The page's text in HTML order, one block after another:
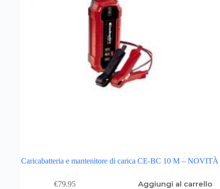
Caricabatteria e mantenitore di carica CE-BC 10 M – NOVITÀ
€79.95 Aggiungi al carrello